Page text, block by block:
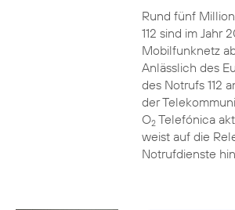
Rund fünf
112 sind im Jahr
Mobilfunknetz
Anlässlich des
des Notrufs 112
der
O2Telefónica
weist auf die
Notrufdienste